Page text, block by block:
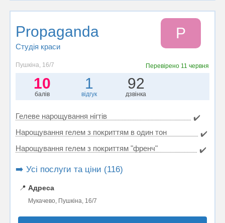
Propaganda
Студія краси
P
Пушкіна, 16/7 Перевірено 11 червня
10
балів
1
відгук
92
дзвінка
Гелеве нарощування нігтів
✔️
Нарощування гелем з покриттям в один тон
✔️
Нарощування гелем з покриттям "френч"
✔️
➡️ Усі послуги та ціни (116)
📍 Адреса
Мукачево, Пушкіна, 16/7